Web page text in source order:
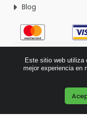
Blog
Este sitio web utiliza
mejor experiencia en